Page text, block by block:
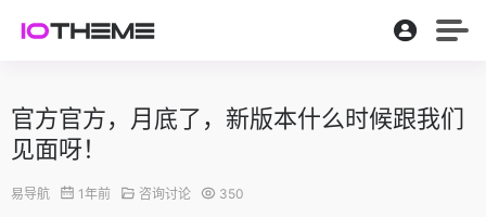
官方官方，月底了，新版本什么时候跟我们
见面呀！
易导航 1年前 咨询讨论 350